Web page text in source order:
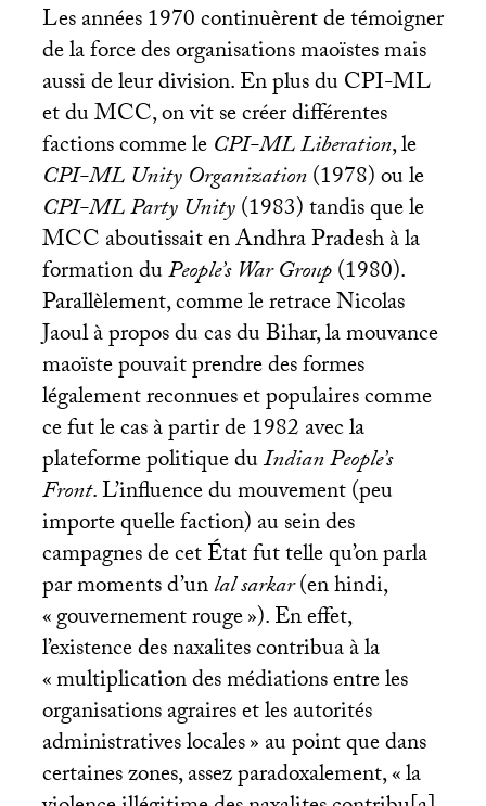
Les années 1970 continuèrent de témoigner
de la force des organisations maoïstes mais
aussi de leur division. En plus duCPI-ML
et duMCC, on vit se créer différentes
factions comme leCPI-MLLiberation, le
CPI-MLUnity Organization(1978) ou le
CPI-MLParty Unity(1983) tandis que le
MCCaboutissait en Andhra Pradesh à la
formation duPeople’s War Group(1980).
Parallèlement, comme le retrace Nicolas
Jaoul à propos du cas du Bihar, la mouvance
maoïste pouvait prendre des formes
légalement reconnues et populaires comme
ce fut le cas à partir de 1982 avec la
plateforme politique duIndian People’s
Front. L’influence du mouvement (peu
importe quelle faction) au sein des
campagnes de cet État fut telle qu’on parla
par moments d’unlal sarkar(en hindi,
«gouvernement rouge»). En effet,
l’existence des naxalites contribua à la
«multiplication des médiations entre les
organisations agraires et les autorités
administratives locales» au point que dans
certaines zones, assez paradoxalement, «la